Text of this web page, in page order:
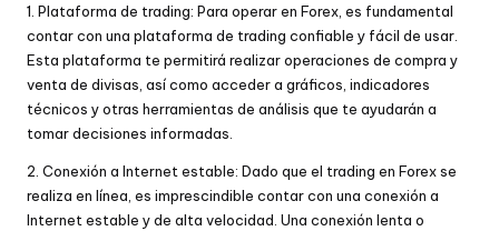
1. Plataforma de trading: Para operar en Forex, es fundamental
contar con una plataforma de trading confiable y fácil de usar.
Esta plataforma te permitirá realizar operaciones de compra y
venta de divisas, así como acceder a gráficos, indicadores
técnicos y otras herramientas de análisis que te ayudarán a
tomar decisiones informadas.
2. Conexión a Internet estable: Dado que el trading en Forex se
realiza en línea, es imprescindible contar con una conexión a
Internet estable y de alta velocidad. Una conexión lenta o